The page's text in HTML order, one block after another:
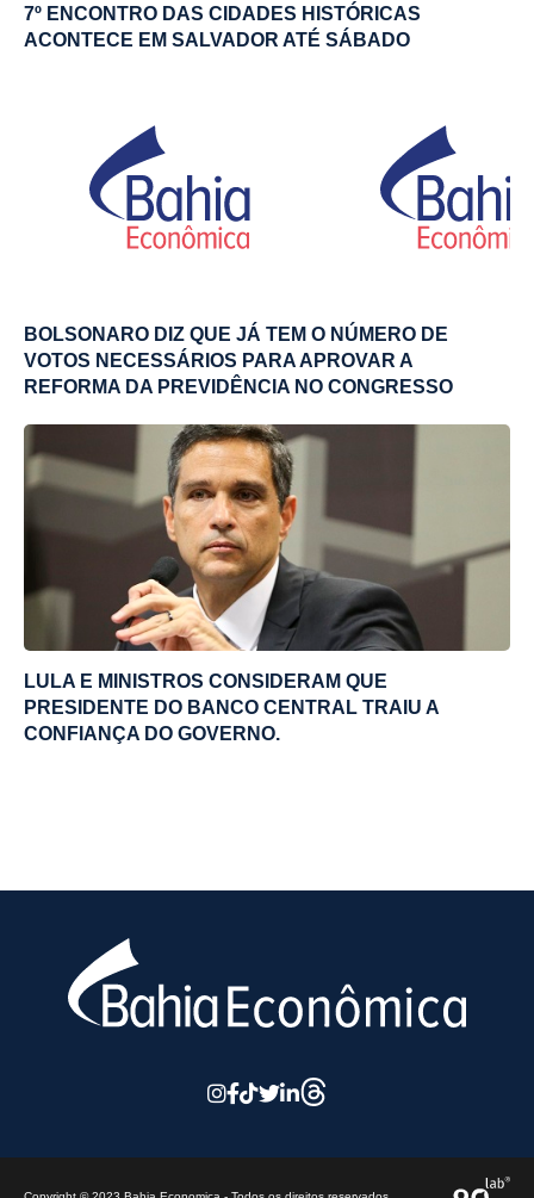
7º ENCONTRO DAS CIDADES HISTÓRICAS
ACONTECE EM SALVADOR ATÉ SÁBADO
BOLSONARO DIZ QUE JÁ TEM O NÚMERO DE
VOTOS NECESSÁRIOS PARA APROVAR A
REFORMA DA PREVIDÊNCIA NO CONGRESSO
LULA E MINISTROS CONSIDERAM QUE
PRESIDENTE DO BANCO CENTRAL TRAIU A
CONFIANÇA DO GOVERNO.